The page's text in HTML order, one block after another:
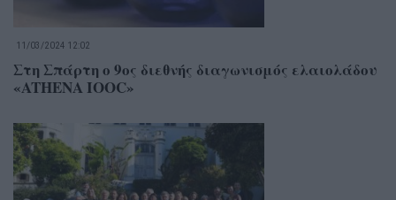
11/03/2024 12:02
Στη Σπάρτη ο 9ος διεθνής διαγωνισμός ελαιολάδου
«ATHENA IOOC»